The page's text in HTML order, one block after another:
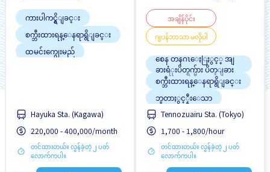
ကားပါကင္ရွိျခင္း
စက္ဘီးထားရန္ေနရာရွိျခင္း
ထမင်းကျွေးမည်
အဆောင်တစ်စိတ်တစ်ပိုင်း
အမျိုးသမီး ပို၍လိုလားသည်
အမျိုးသား ပို၍လိုလားသည်
Hayuka Sta. (Kagawa)
220,000 - 400,000/month
တင်ထားတယ်။ လွန်ခဲ့တဲ့ ၂ ပတ်
လောက်ကပါ။
အချိန်ပိုင်း
ဂျပန်ဘာသာ မလိုပါ
စေန တနဂၤေႏြႏွင့္ အျ
ခားရံုးပိတ္ရက္မ်ား ပိတ္ျခား
စက္ဘီးထားရန္ေနရာရွိျခင္း
ဘူတာႏွင့္နီးေသာ
လမ္းစရိတ္ေပးသည္
အမျိုးသား ပို၍လိုလားသည်
အလုပ္အေတြ႕အၾကံဳရွိရန္မ
လို
အခ်ိန္ပိုနည္းေသာ
Tennozuairu Sta. (Tokyo)
1,700 - 1,800/hour
တင်ထားတယ်။ လွန်ခဲ့တဲ့ ၂ ပတ်
လောက်ကပါ။